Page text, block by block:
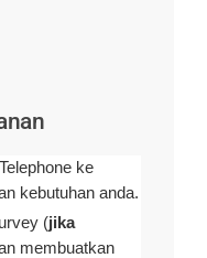
ke
kebutuhan anda.
(jika
membuatkan